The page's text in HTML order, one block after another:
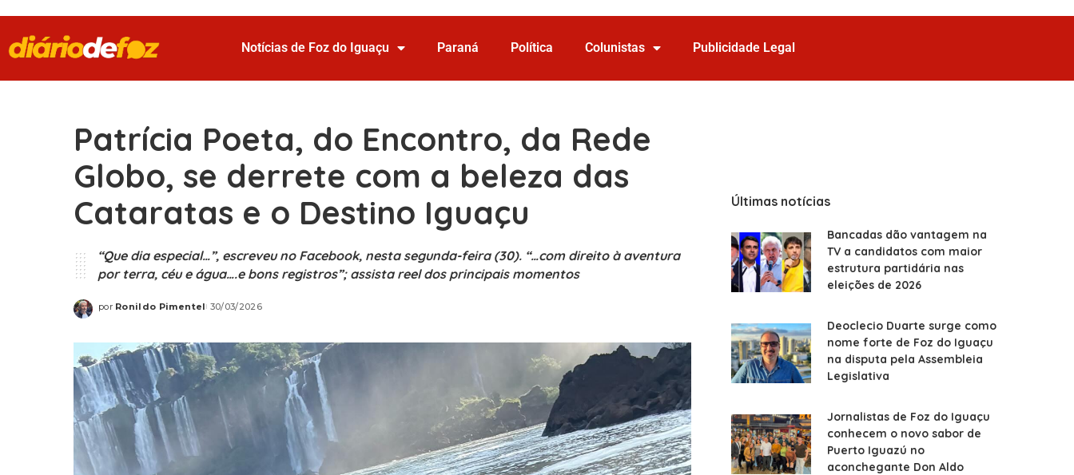
Notícias de Foz do Iguaçu Paraná Política Colunistas Publicidade Legal
Patrícia Poeta, do Encontro, da Rede
Globo, se derrete com a beleza das
Cataratas e o Destino Iguaçu
“Que dia especial…”, escreveu no Facebook, nesta segunda-feira (30). “…com direito à aventura
por terra, céu e água….e bons registros”; assista reel dos principais momentos
por Ronildo Pimentel 30/03/2026
Últimas notícias
Bancadas dão vantagem na
TV a candidatos com maior
estrutura partidária nas
eleições de 2026
Deoclecio Duarte surge como
nome forte de Foz do Iguaçu
na disputa pela Assembleia
Legislativa
Jornalistas de Foz do Iguaçu
conhecem o novo sabor de
Puerto Iguazú no
aconchegante Don Aldo